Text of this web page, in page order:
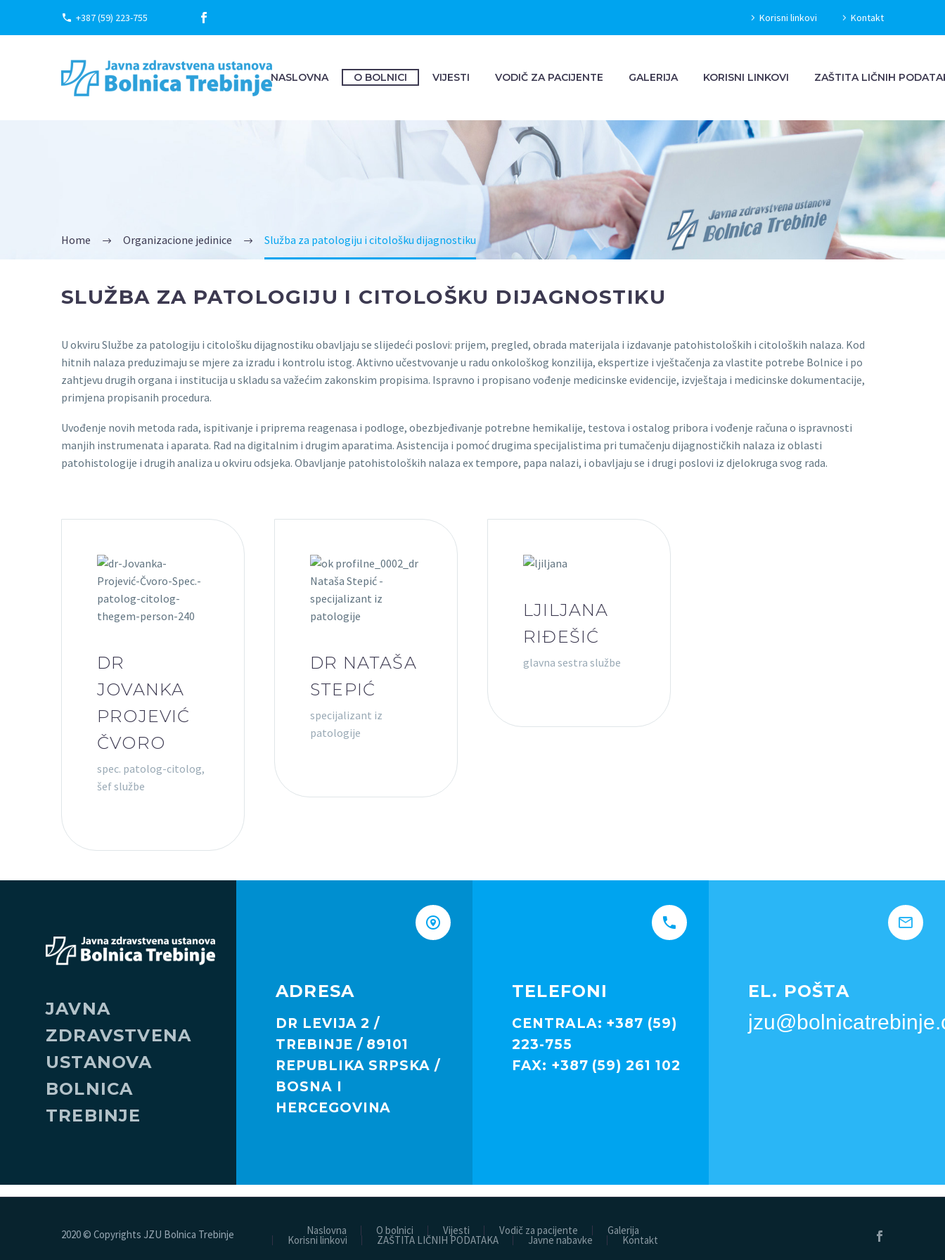
+387 (59) 223-755 Korisni linkovi Kontakt
NASLOVNA O BOLNICI VIJESTI VODIČ ZA PACIJENTE GALERIJA KORISNI LINKOVI ZAŠTITA LIČNIH
SLUŽBA ZA PATOLOGIJU I CITOLOŠKU
Home Organizacione jedinice Služba za patologiju i citološku dijagnostiku
SLUŽBA ZA PATOLOGIJU I CITOLOŠKU DIJAGNOSTIKU
U okviru Službe za patologiju i citološku dijagnostiku obavljaju se slijedeći poslovi: prijem, pregled, obrada materijala i izdavanje patohistoloških i citoloških nalaza. Kod
hitnih nalaza preduzimaju se mjere za izradu i kontrolu istog. Aktivno učestvovanje u radu onkološkog konzilija, ekspertize i vještačenja za vlastite potrebe Bolnice i po
zahtjevu drugih organa i institucija u skladu sa važećim zakonskim propisima. Ispravno i propisano vođenje medicinske evidencije, izvještaja i medicinske dokumentacije,
primjena propisanih procedura.
Uvođenje novih metoda rada, ispitivanje i priprema reagenasa i podloge, obezbjeđivanje potrebne hemikalije, testova i ostalog pribora i vođenje računa o ispravnosti
manjih instrumenata i aparata. Rad na digitalnim i drugim aparatima. Asistencija i pomoć drugima specijalistima pri tumačenju dijagnostičkih nalaza iz oblasti
patohistologije i drugih analiza u okviru odsjeka. Obavljanje patohistoloških nalaza ex tempore, papa nalazi, i obavljaju se i drugi poslovi iz djelokruga svog rada.
DR
JOVANKA
PROJEVIĆ
ČVORO
spec. patolog-citolog,
šef službe
DR NATAŠA
STEPIĆ
specijalizant iz
patologije
LJILJANA
RIĐEŠIĆ
glavna sestra službe
JAVNA
ZDRAVSTVENA
USTANOVA
BOLNICA
TREBINJE


ADRESA
DR LEVIJA 2 /
TREBINJE / 89101
REPUBLIKA SRPSKA /
BOSNA I
HERCEGOVINA


TELEFONI
CENTRALA: +387 (59)
223-755
FAX: +387 (59) 261 102


EL. POŠTA
Naslovna O bolnici Vijesti Vodič za pacijente Galerija
Korisni linkovi ZAŠTITA LIČNIH PODATAKA Javne nabavke Kontakt
2020 © Copyrights JZU Bolnica Trebinje